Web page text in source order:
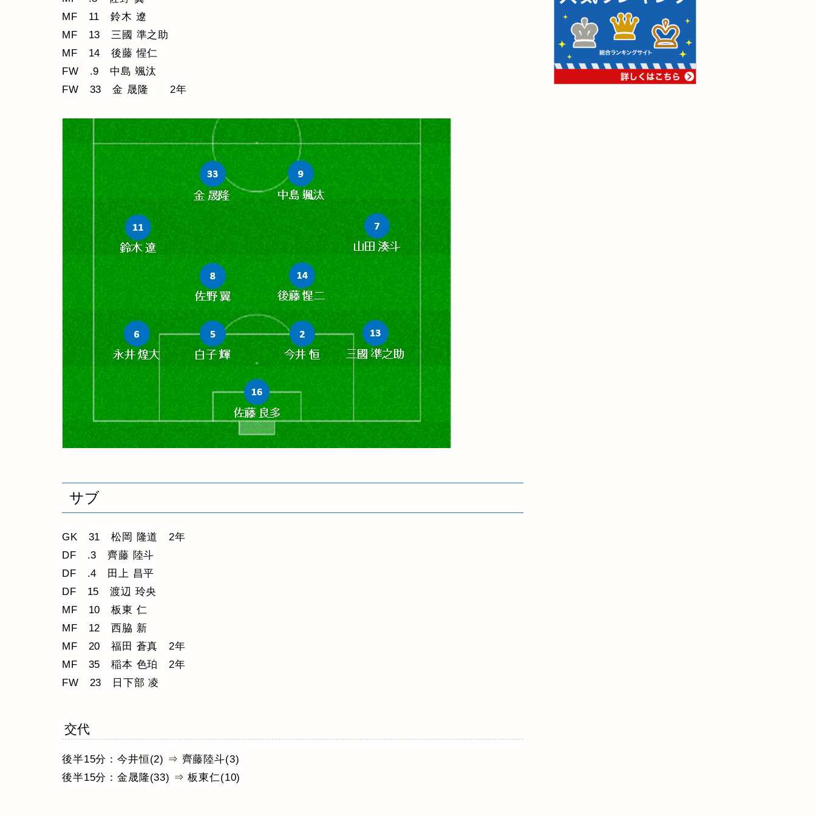
MF 11 鈴木 遼
MF 13 三國 準之助
MF 14 後藤 惺仁
FW .9 中島 颯汰
FW 33 金 晟隆 2年
サブ
GK 31 松岡 隆道 2年
DF .3 齊藤 陸斗
DF .4 田上 昌平
DF 15 渡辺 玲央
MF 10 板東 仁
MF 12 西脇 新
MF 20 福田 蒼真 2年
MF 35 稲本 色珀 2年
FW 23 日下部 凌
交代
後半15分：今井恒(2) ⇒ 齊藤陸斗(3)
後半15分：金晟隆(33) ⇒ 板東仁(10)